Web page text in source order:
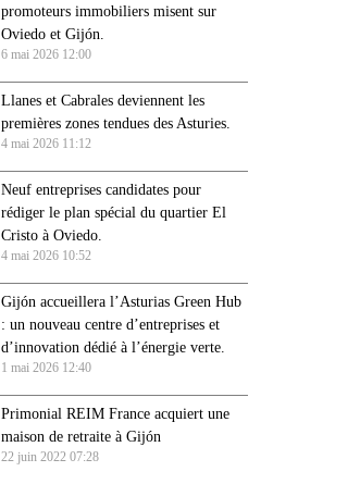
promoteurs immobiliers misent sur
Oviedo et Gijón.
6 mai 2026 12:00
Llanes et Cabrales deviennent les
premières zones tendues des Asturies.
4 mai 2026 11:12
Neuf entreprises candidates pour
rédiger le plan spécial du quartier El
Cristo à Oviedo.
4 mai 2026 10:52
Gijón accueillera l’Asturias Green Hub
: un nouveau centre d’entreprises et
d’innovation dédié à l’énergie verte.
1 mai 2026 12:40
Primonial REIM France acquiert une
maison de retraite à Gijón
22 juin 2022 07:28